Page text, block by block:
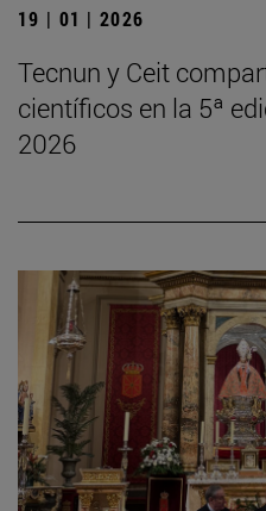
19 | 01 | 2026
Tecnun y Ceit
científicos en la 5ª
2026